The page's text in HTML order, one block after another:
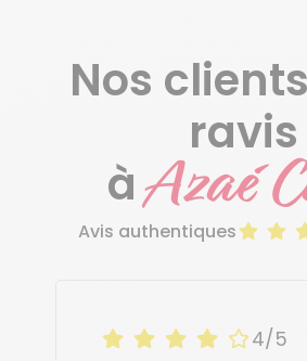
Nos
ravis
àAzaé
Avis authentiques
4/5